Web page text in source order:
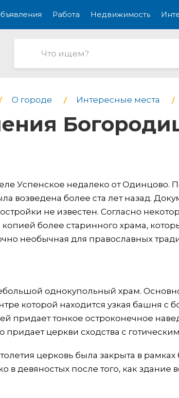
Работа Недвижимость
О городе Интересные места
Успенское недалеко от Одинцово.
возведена более ста лет назад.
не известен. Согласно
более старинного храма,
необычная для православных
однокупольный храм.
которой находится узкая башня с
придает тонкое остроконечное
церкви сходства с
церковь была закрыта в
в девяностых после того, как здание